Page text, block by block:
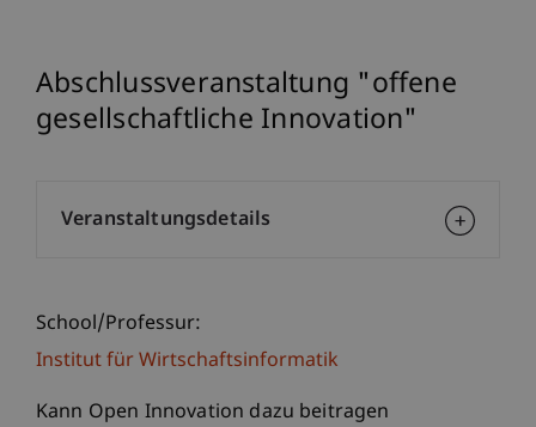
Abschlussveranstaltung "offene
gesellschaftliche Innovation"
School/Professur:
Institut für Wirtschaftsinformatik
Kann Open Innovation dazu beitragen
Veranstaltungsdetails